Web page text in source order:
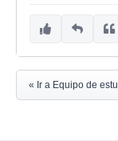
« Ir a Equipo de